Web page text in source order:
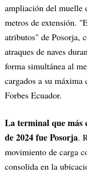
ampliación del muelle
metros de extensión.
atributos" de Posorja,
atraques de naves
forma simultánea al
cargados a su máxima
Forbes Ecuador.
La terminal que más
de 2024 fue Posorja.
movimiento de carga
consolida en la